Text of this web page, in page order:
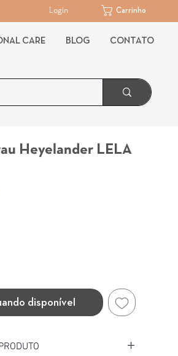
Login Carrinho
CARE BLOG CONTATO
Heyelander LELA
disponível